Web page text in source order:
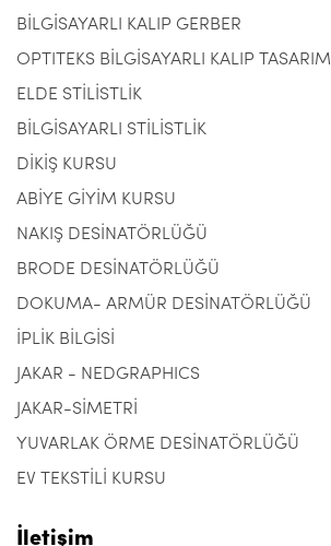
BİLGİSAYARLI KALIP GERBER
OPTITEKS BİLGİSAYARLI KALIP TASARIMI
ELDE STİLİSTLİK
BİLGİSAYARLI STİLİSTLİK
DİKİŞ KURSU
ABİYE GİYİM KURSU
NAKIŞ DESİNATÖRLÜĞÜ
BRODE DESİNATÖRLÜĞÜ
DOKUMA- ARMÜR DESİNATÖRLÜĞÜ
İPLİK BİLGİSİ
JAKAR - NEDGRAPHICS
JAKAR-SİMETRİ
YUVARLAK ÖRME DESİNATÖRLÜĞÜ
EV TEKSTİLİ KURSU
İletişim